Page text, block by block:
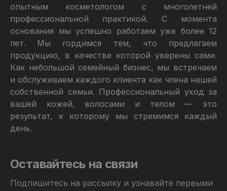
опытным косметологом с многолетней
профессиональной практикой. С момента
основания мы успешно работаем уже более 12
лет. Мы гордимся тем, что предлагаем
продукцию, в качестве которой уверены сами.
Как небольшой семейный бизнес, мы встречаем
и обслуживаем каждого клиента как члена нашей
собственной семьи. Профессиональный уход за
вашей кожей, волосами и телом — это
результат, к которому мы стремимся каждый
день.
Оставайтесь на связи
Подпишитесь на рассылку и узнавайте первыми